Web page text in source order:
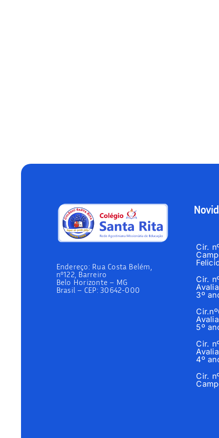
Endereço: Rua Costa Belém,
nº122, Barreiro
Belo Horizonte – MG
Brasil – CEP: 30642-000
Cir.
Cir.
3º
5º
Cir.
4º
Cir.